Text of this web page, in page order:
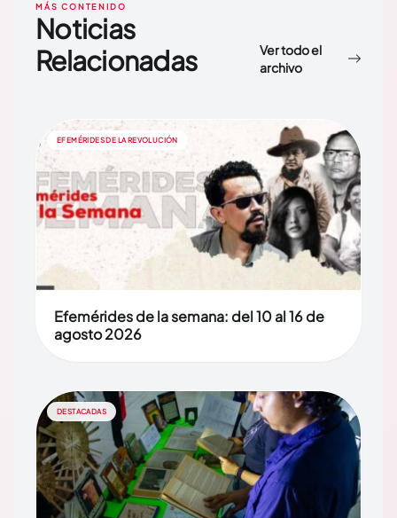
MÁS CONTENIDO
Noticias
Relacionadas
Ver todo el
archivo
EFEMÉRIDES DE LA REVOLUCIÓN
Efemérides de la semana: del 10 al 16 de
agosto 2026
DESTACADAS